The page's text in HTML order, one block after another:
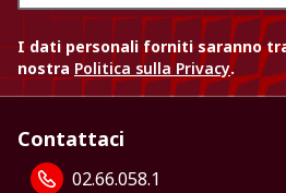
I dati personali forniti saranno
nostra Politica sulla Privacy.
Contattaci
02.66.058.1